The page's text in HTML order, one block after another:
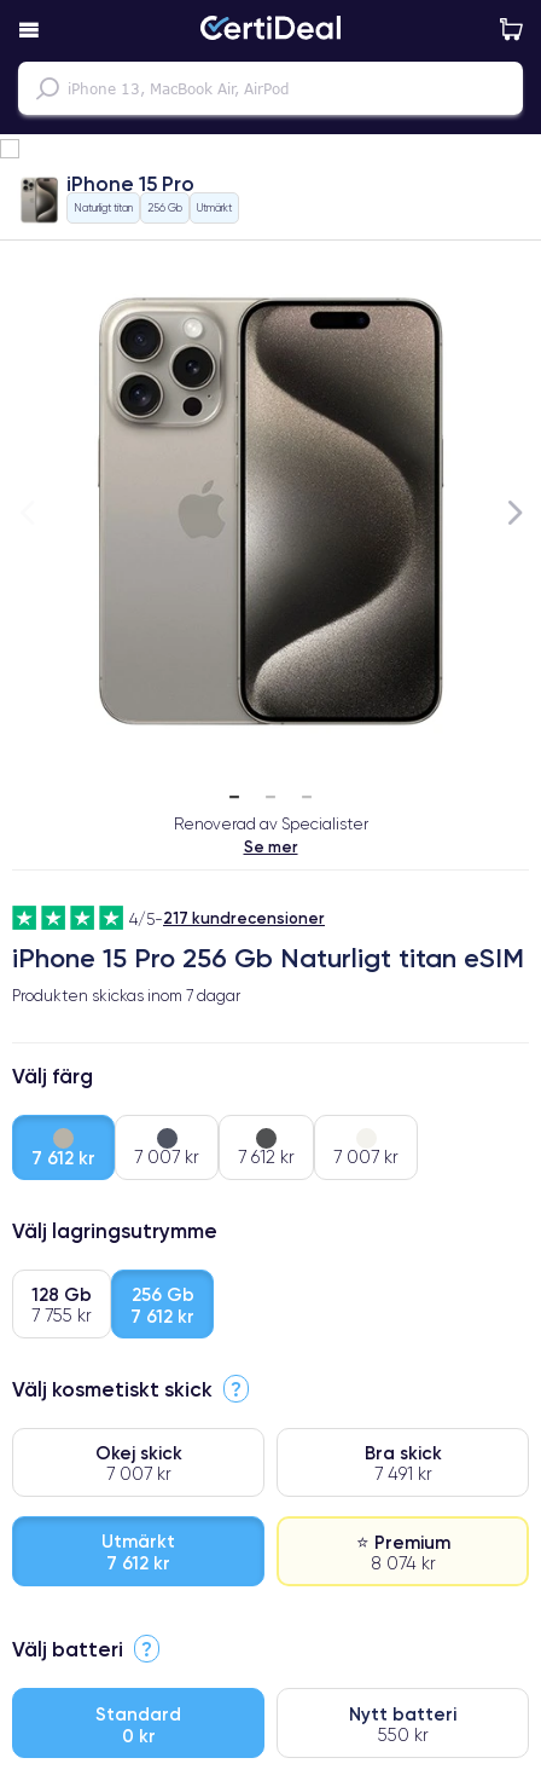
iPhone 15 Pro
Naturligt titan 256 Gb Utmärkt
Renoverad av Specialister
Se mer
4/5-217 kundrecensioner
iPhone 15 Pro 256 Gb Naturligt titan eSIM
Produkten skickas inom 7 dagar
Välj färg
7 612 kr 7 007 kr 7 612 kr 7 007 kr
Välj lagringsutrymme
128 Gb
7 755 kr
256 Gb
7 612 kr
Välj kosmetiskt skick ?
Okej skick
7 007 kr
Bra skick
7 491 kr
Utmärkt
7 612 kr
⭐ Premium
8 074 kr
⭐ Premium
● Oklanderlig kvalitetsskärm
● Endast 5% av våra telefoner har premiumklassning
Välj batteri ?
Standard
0 kr
Nytt batteri
550 kr